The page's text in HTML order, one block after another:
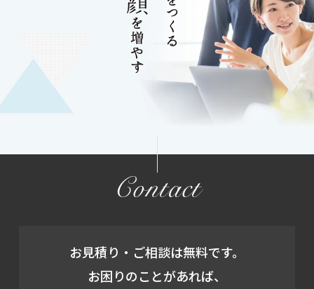
Contact
お見積り・ご相談は無料です。
お困りのことがあれば、